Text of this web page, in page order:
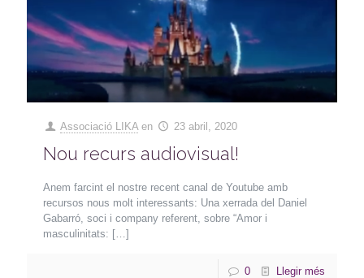
Associació LIKA en 23 abril, 2020
Nou recurs audiovisual!
Anem farcint el nostre recent canal de Youtube amb
recursos nous molt interessants: Una xerrada del Daniel
Gabarró, soci i company referent, sobre “Amor i
masculinitats: […]
0 Llegir més